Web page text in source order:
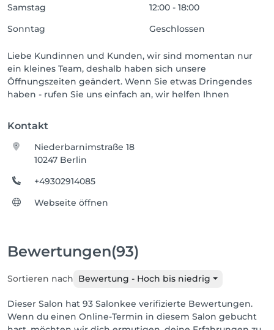
Samstag
12:00 - 18:00
Sonntag
Geschlossen
Liebe Kundinnen und Kunden, wir sind momentan nur
ein kleines Team, deshalb haben sich unsere
Öffnungszeiten geändert. Wenn Sie etwas Dringendes
haben - rufen Sie uns einfach an, wir helfen Ihnen
Kontakt
Niederbarnimstraße 18
10247 Berlin
+49302914085
Webseite öffnen
Bewertungen(93)
Sortieren nach Bewertung - Hoch bis niedrig
Dieser Salon hat 93 Salonkee verifizierte Bewertungen.
Wenn du einen Online-Termin in diesem Salon gebucht